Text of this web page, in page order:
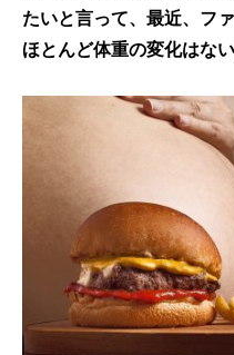
たいと言って、最近、フ
ほとんど体重の変化はない